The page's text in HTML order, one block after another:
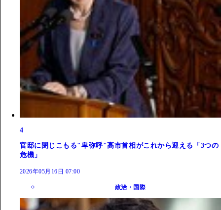
4
官邸に閉じこもる"卑弥呼"高市首相がこれから迎える「3つの
危機」
2026年05月16日 07:00
政治・国際